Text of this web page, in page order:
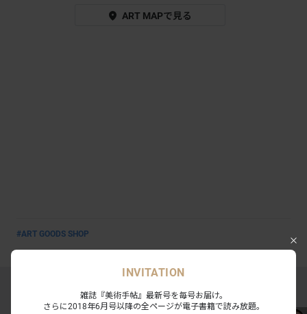
ART MAPで見る
#ART GOODS SHOP
MAGAZINE RANKING TOP5
INVITATION
雑誌『美術手帖』最新号を毎号お届け。
さらに2018年6月号以降の全ページが電子書籍で読み放題。